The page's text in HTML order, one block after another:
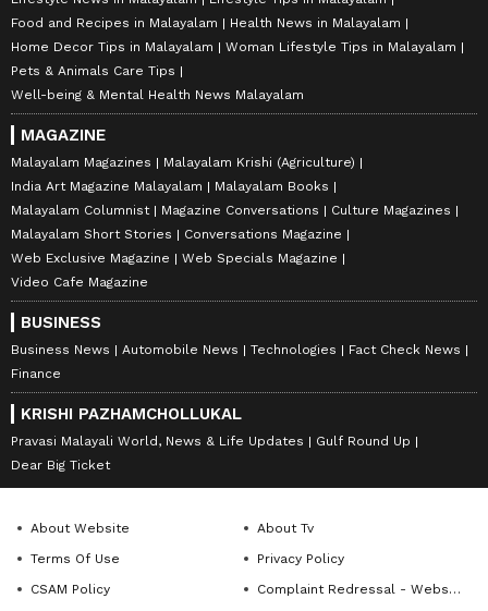
Food and Recipes in Malayalam
Health News in Malayalam
Home Decor Tips in Malayalam
Woman Lifestyle Tips in Malayalam
Pets & Animals Care Tips
Well-being & Mental Health News Malayalam
MAGAZINE
Malayalam Magazines
Malayalam Krishi (Agriculture)
India Art Magazine Malayalam
Malayalam Books
Malayalam Columnist
Magazine Conversations
Culture Magazines
Malayalam Short Stories
Conversations Magazine
Web Exclusive Magazine
Web Specials Magazine
Video Cafe Magazine
BUSINESS
Business News Automobile News Technologies
Fact Check News
Finance
KRISHI PAZHAMCHOLLUKAL
Pravasi Malayali World, News & Life Updates
Gulf Round Up
Dear Big Ticket
About Website
About Tv
Terms Of Use
Privacy Policy
CSAM Policy
Complaint Redressal - Website